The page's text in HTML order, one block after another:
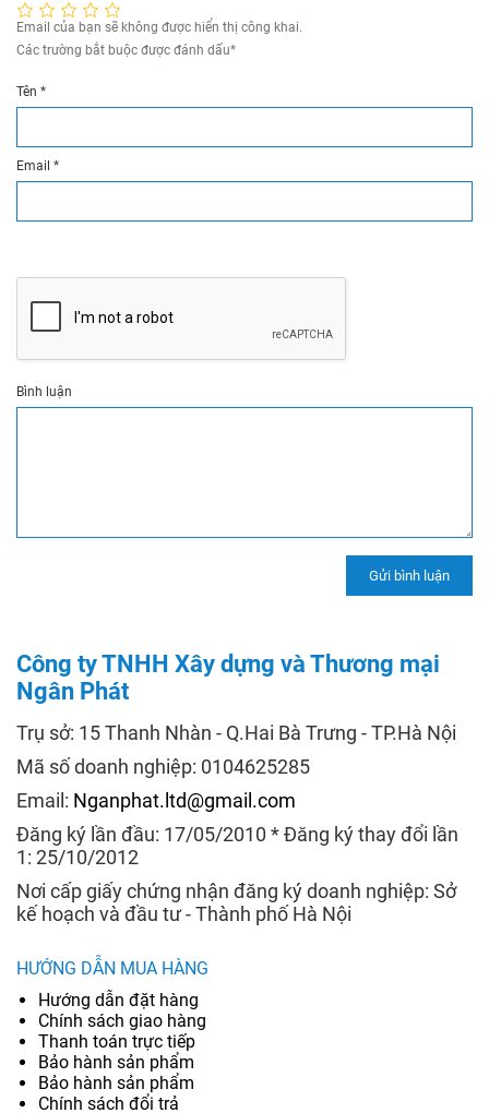
Email của bạn sẽ không được hiển thị công khai.
Các trường bắt buộc được đánh dấu*
Tên *
Email *
Bình luận
Công ty TNHH Xây dựng và Thương mại
Ngân Phát
Trụ sở: 15 Thanh Nhàn - Q.Hai Bà Trưng - TP.Hà Nội
Mã số doanh nghiệp: 0104625285
Email: Nganphat.ltd@gmail.com
Đăng ký lần đầu: 17/05/2010 * Đăng ký thay đổi lần
1: 25/10/2012
Nơi cấp giấy chứng nhận đăng ký doanh nghiệp: Sở
kế hoạch và đầu tư - Thành phố Hà Nội
HƯỚNG DẪN MUA HÀNG
Hướng dẫn đặt hàng
Chính sách giao hàng
Thanh toán trực tiếp
Bảo hành sản phẩm
Bảo hành sản phẩm
Chính sách đổi trả